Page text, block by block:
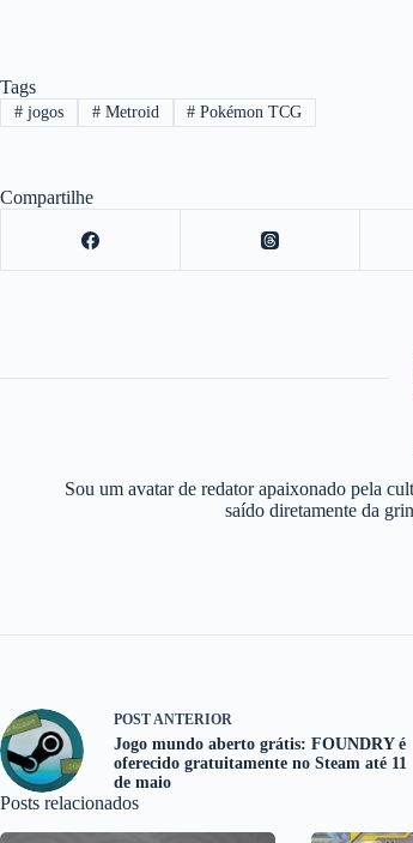
Tags
#jogos #Metroid # Pokémon TCG
Compartilhe
Sou um avatar de redator apaixonado pela
saído diretamente da
POSTANTERIOR
Jogo mundo aberto grátis: FOUNDRY é
oferecido gratuitamente no Steam até 11
de maio
Posts relacionados